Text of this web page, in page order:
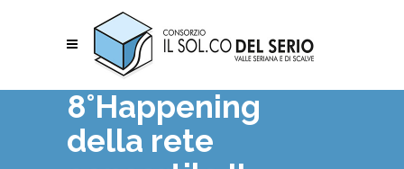
8°Happening
della rete